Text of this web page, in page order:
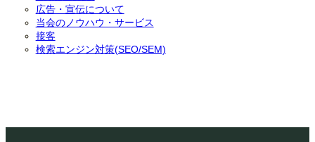
広告・宣伝について
当会のノウハウ・サービス
接客
検索エンジン対策(SEO/SEM)